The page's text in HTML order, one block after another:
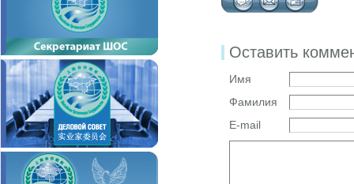
Оставить
Имя
Фамилия
E-mail